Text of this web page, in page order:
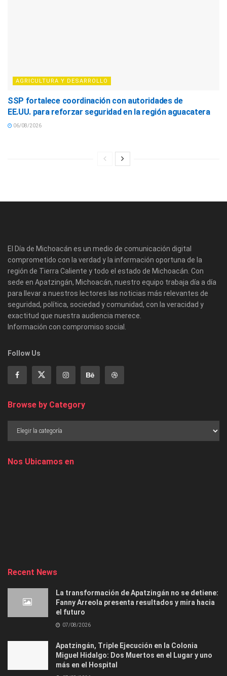
AGRICULTURA Y DESARROLLO
SSP fortalece coordinación con autoridades de
EE.UU. para reforzar seguridad en la región aguacatera
06/08/2026
El Día de Michoacán es un medio de comunicación digital
comprometido con la verdad y la información oportuna de la
región de Tierra Caliente y todo el estado de Michoacán. Con
sede en Apatzingán, Michoacán, nuestro equipo trabaja día a día
para llevar a nuestros lectores las noticias más relevantes de
seguridad, política, sociedad y comunidad, con la veracidad y
exactitud que nuestra audiencia merece.
Información con compromiso social.
Follow Us
Browse by Category
Nos Ubicamos en
Recent News
La transformación de Apatzingán no se detiene:
Fanny Arreola presenta resultados y mira hacia
el futuro
07/08/2026
Apatzingán, Triple Ejecución en la Colonia
Miguel Hidalgo: Dos Muertos en el Lugar y uno
más en el Hospital